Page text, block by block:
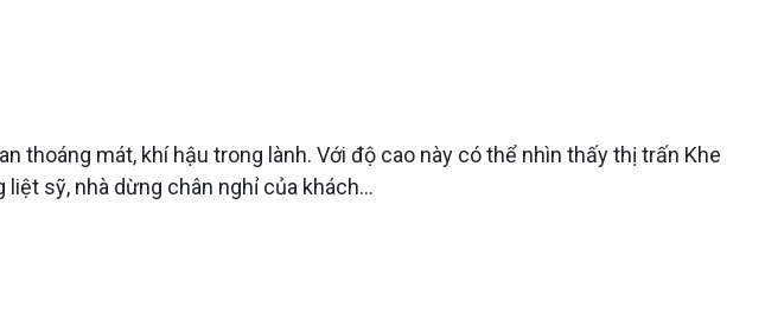
thoáng mát, khí hậu trong lành. Với độ cao này có thể nhìn thấy thị trấn Khe
liệt sỹ, nhà dừng chân nghỉ của khách…